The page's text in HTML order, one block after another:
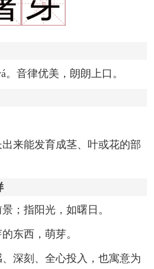
。音律优美，朗朗上口。
出来能发育成茎、叶或花的部
；指阳光，如曙日。
东西，萌芽。
深刻、全心投入，也寓意为